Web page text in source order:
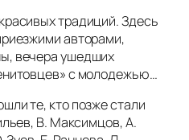
традиций. Здесь
авторами,
вечера ушедших
с молодежью…
те, кто позже стали
В. Максимцов, А.